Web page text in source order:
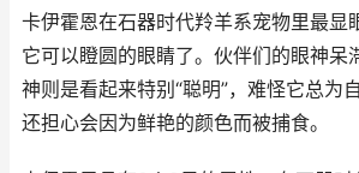
卡伊霍恩在石器时代羚羊系宠物里最显
它可以瞪圆的眼睛了。伙伴们的眼神呆
神则是看起来特别“聪明”，难怪它总为
还担心会因为鲜艳的颜色而被捕食。